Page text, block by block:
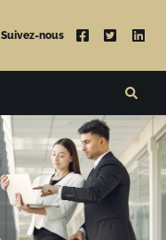
Suivez-nous